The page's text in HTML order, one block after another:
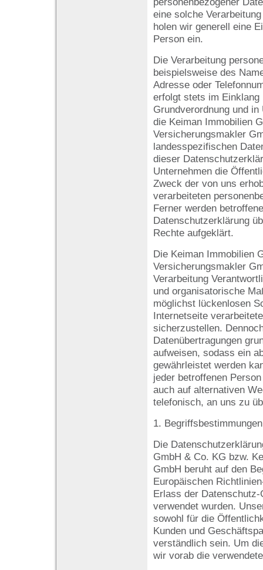
eine solche
holen wir generell eine
Person ein.
Die Verarbeitung
beispielsweise des
Adresse oder
erfolgt stets im
Grundverordnung und
die Keiman Immobilien
Versicherungsmakler
landesspezifischen
dieser
Unternehmen die
Zweck der von uns
verarbeiteten
Ferner werden
Datenschutzerklärung
Rechte aufgeklärt.
Die Keiman Immobilien
Versicherungsmakler
Verarbeitung
und organisatorische
möglichst lückenlosen
Internetseite
sicherzustellen.
Datenübertragungen
aufweisen, sodass ein
gewährleistet werden
jeder betroffenen
auch auf alternativen
telefonisch, an uns zu
1. Begriffsbestimmungen
Die
GmbH & Co. KG bzw.
GmbH beruht auf den
Europäischen
Erlass der
verwendet wurden.
sowohl für die
Kunden und
verständlich sein. Um
wir vorab die